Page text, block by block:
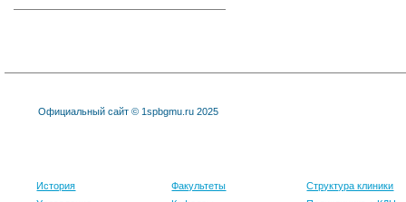
Официальный сайт © 1spbgmu.ru 2025
История
Факультеты
Структура клиники